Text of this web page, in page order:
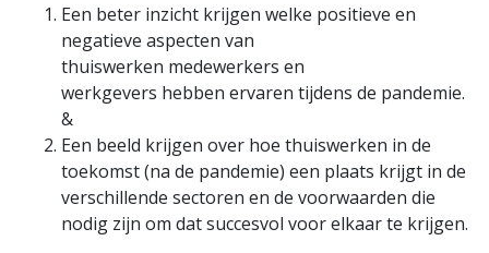
Een beter inzicht krijgen welke positieve en
negatieve aspecten van
thuiswerken medewerkers en
werkgevers hebben ervaren tijdens de pandemie.
&
Een beeld krijgen over hoe thuiswerken in de
toekomst (na de pandemie) een plaats krijgt in de
verschillende sectoren en de voorwaarden die
nodig zijn om dat succesvol voor elkaar te krijgen.